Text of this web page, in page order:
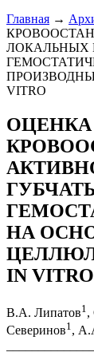
Главная →
ЛОКАЛЬНЫХ
VITRO
ОЦЕНКА
НА
IN VITRO
В.А. Липатов1,
Северинов1,